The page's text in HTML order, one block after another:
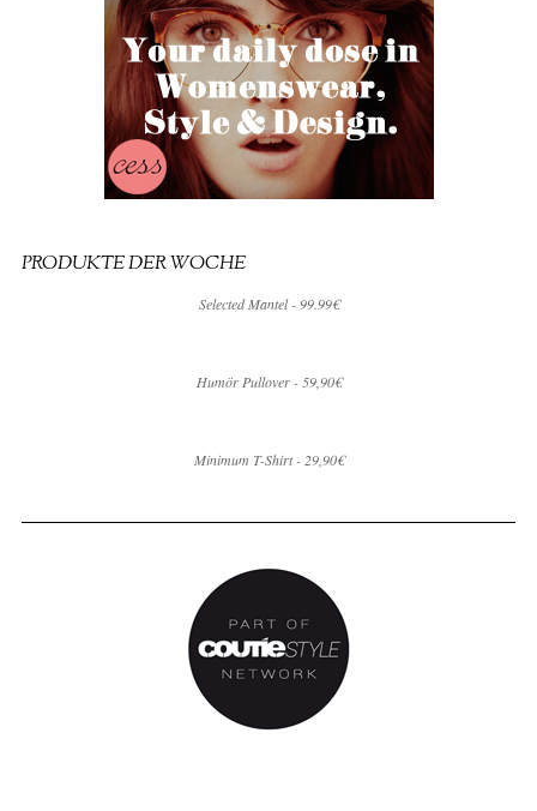
PRODUKTE DER WOCHE
Selected Mantel - 99.99€
Humör Pullover - 59,90€
Minimum T-Shirt - 29,90€